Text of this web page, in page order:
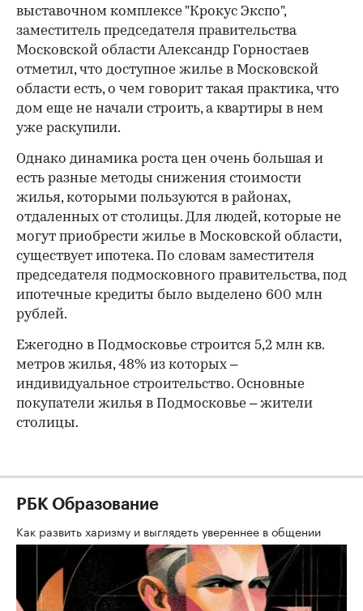
выставочном комплексе "Крокус Экспо",
заместитель председателя правительства
Московской области Александр Горностаев
отметил, что доступное жилье в Московской
области есть, о чем говорит такая практика, что
дом еще не начали строить, а квартиры в нем
уже раскупили.
Однако динамика роста цен очень большая и
есть разные методы снижения стоимости
жилья, которыми пользуются в районах,
отдаленных от столицы. Для людей, которые не
могут приобрести жилье в Московской области,
существует ипотека. По словам заместителя
председателя подмосковного правительства, под
ипотечные кредиты было выделено 600 млн
рублей.
Ежегодно в Подмосковье строится 5,2 млн кв.
метров жилья, 48% из которых –
индивидуальное строительство. Основные
покупатели жилья в Подмосковье – жители
столицы.
РБК Образование
Как развить харизму и выглядеть увереннее в общении